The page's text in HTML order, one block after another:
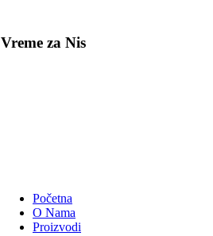
Vreme za Nis
Početna
O Nama
Proizvodi